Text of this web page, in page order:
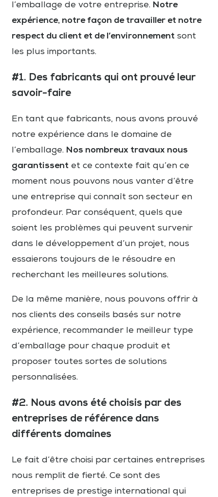
l’emballage de votre entreprise. Notre
expérience, notre façon de travailler et notre
respect du client et de l’environnement sont
les plus importants.
#1. Des fabricants qui ont prouvé leur
savoir-faire
En tant que fabricants, nous avons prouvé
notre expérience dans le domaine de
l’emballage. Nos nombreux travaux nous
garantissent et ce contexte fait qu’en ce
moment nous pouvons nous vanter d’être
une entreprise qui connaît son secteur en
profondeur. Par conséquent, quels que
soient les problèmes qui peuvent survenir
dans le développement d’un projet, nous
essaierons toujours de le résoudre en
recherchant les meilleures solutions.
De la même manière, nous pouvons offrir à
nos clients des conseils basés sur notre
expérience, recommander le meilleur type
d’emballage pour chaque produit et
proposer toutes sortes de solutions
personnalisées.
#2. Nous avons été choisis par des
entreprises de référence dans
différents domaines
Le fait d’être choisi par certaines entreprises
nous remplit de fierté. Ce sont des
entreprises de prestige international qui